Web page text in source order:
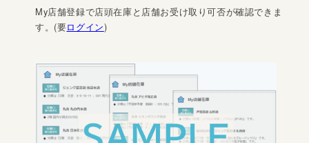
My店舗登録で店頭在庫と店舗お受け取り可否が確認できま
す。(要ログイン)